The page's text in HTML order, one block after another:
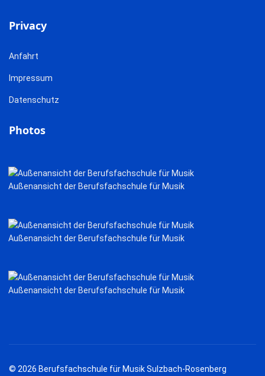
Privacy
Anfahrt
Impressum
Datenschutz
Photos
Außenansicht der Berufsfachschule für Musik
Außenansicht der Berufsfachschule für Musik
Außenansicht der Berufsfachschule für Musik
© 2026 Berufsfachschule für Musik Sulzbach-Rosenberg